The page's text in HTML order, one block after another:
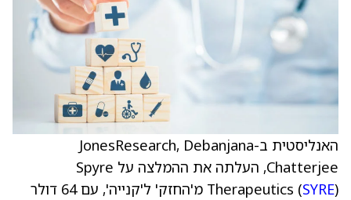
האנליסטית ב-JonesResearch, Debanjana
Chatterjee, העלתה את ההמלצה על Spyre
Therapeutics (SYRE) מ'החזק' ל'קנייה', עם 64 דולר